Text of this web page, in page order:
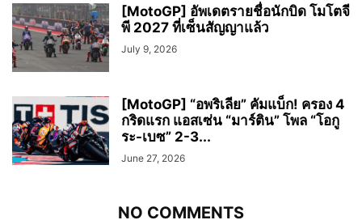
[MotoGP] อัพเดตรายชื่อนักบิด โมโตจี
พี 2027 ที่เซ็นสัญญาแล้ว
July 9, 2026
[MotoGP] “อพริเลีย” คัมแบ็ก! ครอง 4
กริดแรก แอสเซ่น “มาร์ติน” โพล “โอกู
ระ-เบซ” 2-3...
June 27, 2026
NO COMMENTS